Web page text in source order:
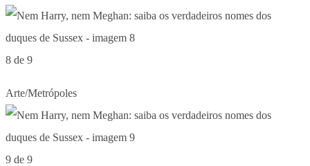
8 de 9
Arte/Metrópoles
9 de 9